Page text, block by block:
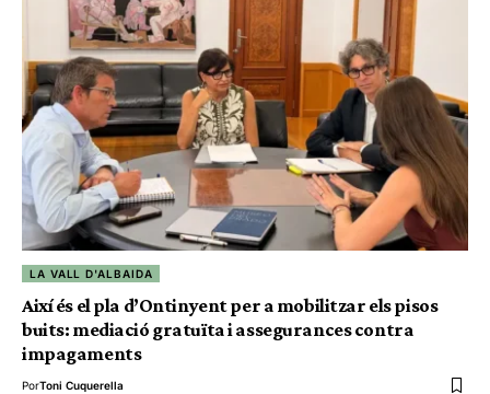
LA VALL D'ALBAIDA
Així és el pla d’Ontinyent per a mobilitzar els pisos
buits: mediació gratuïta i assegurances contra
impagaments
PorToni Cuquerella